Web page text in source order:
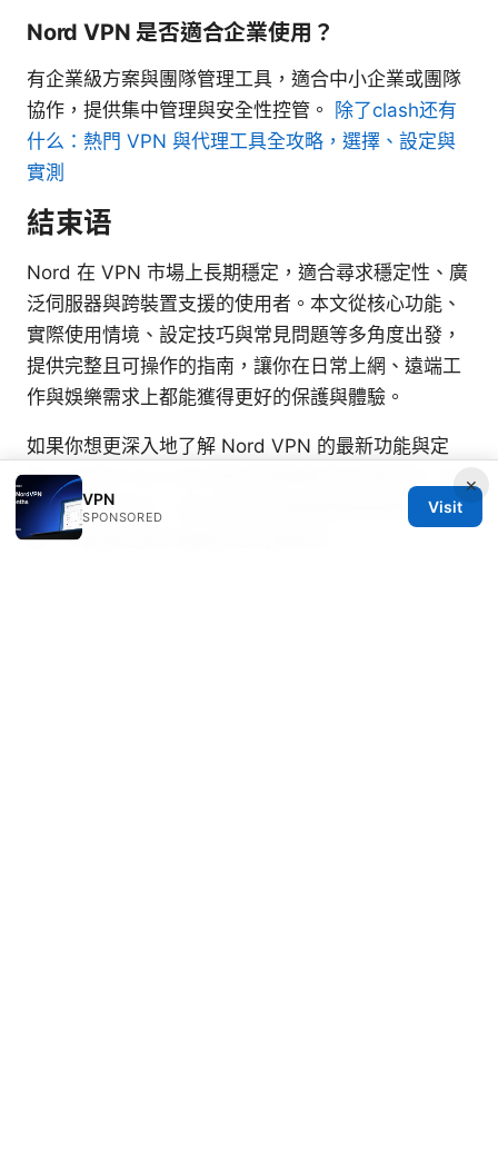
Nord VPN 是否適合企業使用？
有企業級方案與團隊管理工具，適合中小企業或團隊
協作，提供集中管理與安全性控管。
除了clash还有
什么：熱門 VPN 與代理工具全攻略，選擇、設定與
實測
結束语
Nord 在 VPN 市場上長期穩定，適合尋求穩定性、廣
泛伺服器與跨裝置支援的使用者。本文從核心功能、
實際使用情境、設定技巧與常見問題等多角度出發，
提供完整且可操作的指南，讓你在日常上網、遠端工
作與娛樂需求上都能獲得更好的保護與體驗。
如果你想更深入地了解 Nord VPN 的最新功能與定
價，可參考 Nord 官方網站與相關技術評測資源。記
得在日常使用中，結合良好的密碼管理與裝置安全措
施，才能真正提升網路安全的實效性。
×
VPN
SPONSORED
Visit